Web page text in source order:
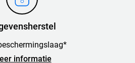
informatie